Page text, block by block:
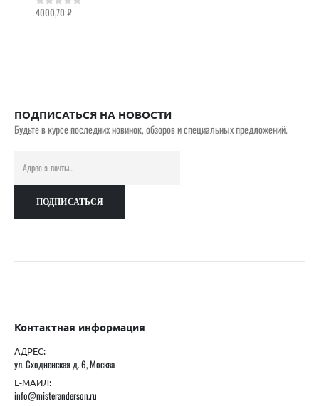
0out of 5
4000,70 ₽
ПОДПИСАТЬСЯ НА НОВОСТИ
Будьте в курсе последних новинок, обзоров и специальных предложений.
Контактная информация
АДРЕС:
ул. Сходненская д. 6, Москва
Е-МАИЛ:
info@misteranderson.ru